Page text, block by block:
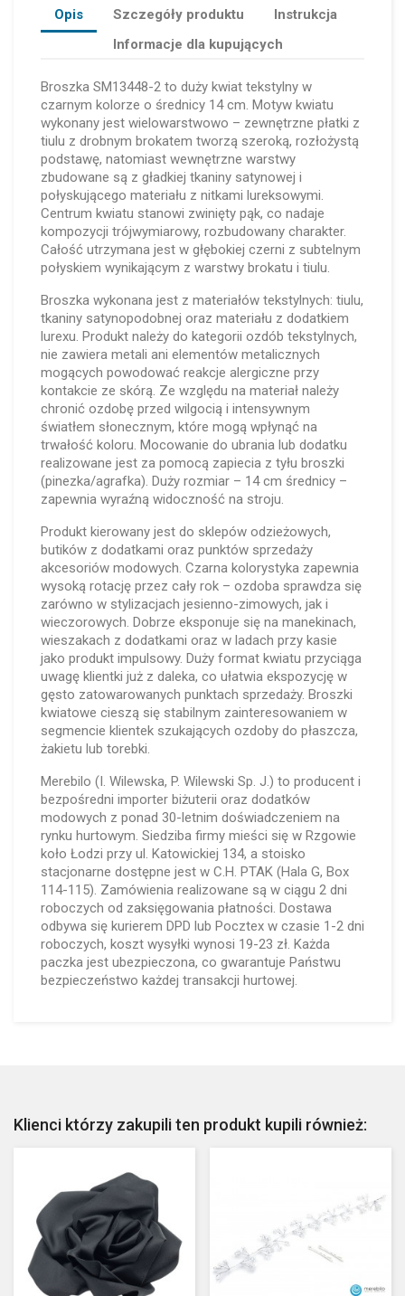
Opis Szczegóły produktu
Instrukcja
Informacje dla kupujących
Broszka SM13448-2 to duży kwiat tekstylny w
czarnym kolorze o średnicy 14 cm. Motyw kwiatu
wykonany jest wielowarstwowo – zewnętrzne płatki z
tiulu z drobnym brokatem tworzą szeroką, rozłożystą
podstawę, natomiast wewnętrzne warstwy
zbudowane są z gładkiej tkaniny satynowej i
połyskującego materiału z nitkami lureksowymi.
Centrum kwiatu stanowi zwinięty pąk, co nadaje
kompozycji trójwymiarowy, rozbudowany charakter.
Całość utrzymana jest w głębokiej czerni z subtelnym
połyskiem wynikającym z warstwy brokatu i tiulu.
Broszka wykonana jest z materiałów tekstylnych: tiulu,
tkaniny satynopodobnej oraz materiału z dodatkiem
lurexu. Produkt należy do kategorii ozdób tekstylnych,
nie zawiera metali ani elementów metalicznych
mogących powodować reakcje alergiczne przy
kontakcie ze skórą. Ze względu na materiał należy
chronić ozdobę przed wilgocią i intensywnym
światłem słonecznym, które mogą wpłynąć na
trwałość koloru. Mocowanie do ubrania lub dodatku
realizowane jest za pomocą zapiecia z tyłu broszki
(pinezka/agrafka). Duży rozmiar – 14 cm średnicy –
zapewnia wyraźną widoczność na stroju.
Produkt kierowany jest do sklepów odzieżowych,
butików z dodatkami oraz punktów sprzedaży
akcesoriów modowych. Czarna kolorystyka zapewnia
wysoką rotację przez cały rok – ozdoba sprawdza się
zarówno w stylizacjach jesienno-zimowych, jak i
wieczorowych. Dobrze eksponuje się na manekinach,
wieszakach z dodatkami oraz w ladach przy kasie
jako produkt impulsowy. Duży format kwiatu przyciąga
uwagę klientki już z daleka, co ułatwia ekspozycję w
gęsto zatowarowanych punktach sprzedaży. Broszki
kwiatowe cieszą się stabilnym zainteresowaniem w
segmencie klientek szukających ozdoby do płaszcza,
żakietu lub torebki.
Merebilo (I. Wilewska, P. Wilewski Sp. J.) to producent i
bezpośredni importer biżuterii oraz dodatków
modowych z ponad 30-letnim doświadczeniem na
rynku hurtowym. Siedziba firmy mieści się w Rzgowie
koło Łodzi przy ul. Katowickiej 134, a stoisko
stacjonarne dostępne jest w C.H. PTAK (Hala G, Box
114-115). Zamówienia realizowane są w ciągu 2 dni
roboczych od zaksięgowania płatności. Dostawa
odbywa się kurierem DPD lub Pocztex w czasie 1-2 dni
roboczych, koszt wysyłki wynosi 19-23 zł. Każda
paczka jest ubezpieczona, co gwarantuje Państwu
bezpieczeństwo każdej transakcji hurtowej.
Klienci którzy zakupili ten produkt kupili również: